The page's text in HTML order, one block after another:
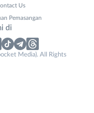
Us
Pemasangan
di
Media). All Rights